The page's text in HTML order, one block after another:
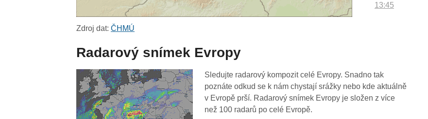
13:45
12:45
12:35
12:25
Zdroj dat:ČHMÚ
Radarový snímek Evropy
Sledujte radarový kompozit celé Evropy. Snadno tak
poznáte odkud se k nám chystají srážky nebo kde aktuálně
v Evropě prší. Radarový snímek Evropy je složen z více
než 100 radarů po celé Evropě.